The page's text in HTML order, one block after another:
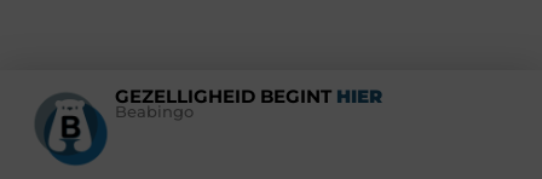
GEZELLIGHEID BEGINT HIER
Beabingo